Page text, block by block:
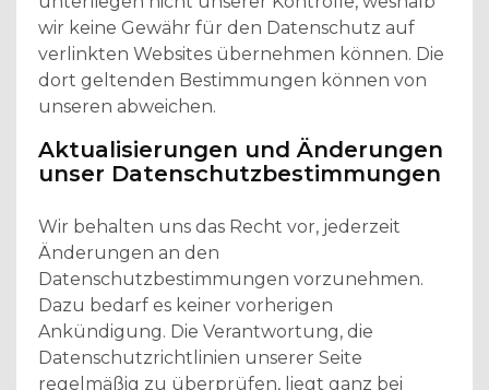
wir keine Gewähr für den Datenschutz auf
verlinkten Websites übernehmen können. Die
dort geltenden Bestimmungen können von
unseren abweichen.
Aktualisierungen und Änderungen
unser Datenschutzbestimmungen
Wir behalten uns das Recht vor, jederzeit
Änderungen an den
Datenschutzbestimmungen vorzunehmen.
Dazu bedarf es keiner vorherigen
Ankündigung. Die Verantwortung, die
Datenschutzrichtlinien unserer Seite
regelmäßig zu überprüfen, liegt ganz bei